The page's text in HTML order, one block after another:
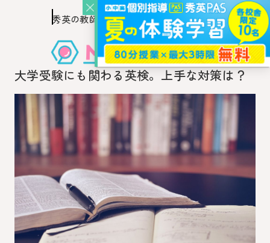
このページの本文へ移動
秀英の教師を知り、
秀英の教師から教わるウェブ・メディア
大学受験にも関わる英検。上手な対策は？